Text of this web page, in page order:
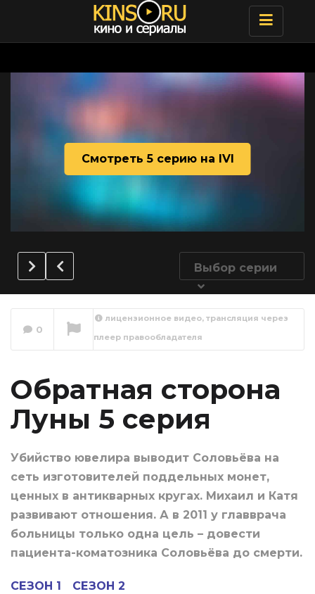
Toggle
Смотреть 5 серию на IVI
Выбор серии
Обратная сторона
0
лицензионное видео, трансляция через
плеер правообладателя
Обратная сторона
Луны 5 серия
Убийство ювелира выводит Соловьёва на
сеть изготовителей поддельных монет,
ценных в антикварных кругах. Михаил и Катя
развивают отношения. А в 2011 у главврача
больницы только одна цель – довести
пациента-коматозника Соловьёва до смерти.
СЕЗОН 1 СЕЗОН 2